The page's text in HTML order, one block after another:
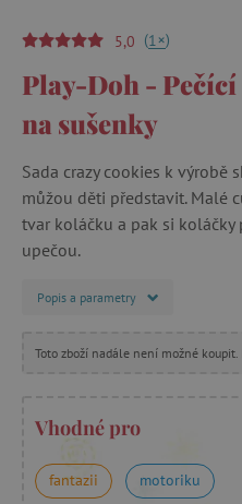
5,0 (1+)
Play-Doh - Pečící
na sušenky
Sada crazy cookies k výrobě
můžou děti představit. Malé
tvar koláčku a pak si
upečou.
Popis a parametry
Toto zboží nadále není možné
Vhodné pro
fantazii motoriku